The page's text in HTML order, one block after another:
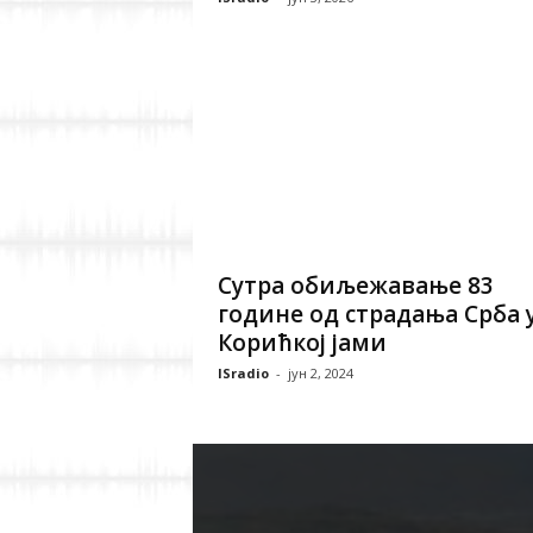
Сутра обиљежавање 83
године од страдања Срба
Корићкој јами
ISradio - јун 2, 2024